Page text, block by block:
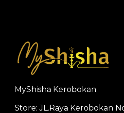
MyShisha Kerobokan
Store: JL.Raya Kerobokan